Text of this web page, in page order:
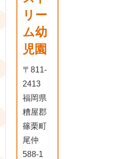
リー
ム幼
児園
〒811-
2413
福岡県
糟屋郡
篠栗町
尾仲
588-1